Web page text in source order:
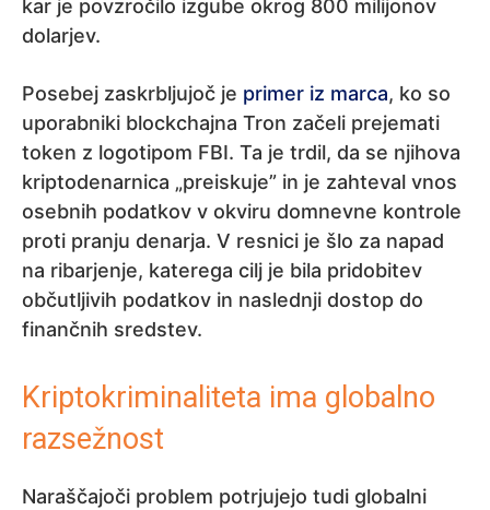
kar je povzročilo izgube okrog 800 milijonov
dolarjev.
Posebej zaskrbljujoč je primer iz marca, ko so
uporabniki blockchajna Tron začeli prejemati
token z logotipom FBI. Ta je trdil, da se njihova
kriptodenarnica „preiskuje” in je zahteval vnos
osebnih podatkov v okviru domnevne kontrole
proti pranju denarja. V resnici je šlo za napad
na ribarjenje, katerega cilj je bila pridobitev
občutljivih podatkov in naslednji dostop do
finančnih sredstev.
Kriptokriminaliteta ima globalno
razsežnost
Naraščajoči problem potrjujejo tudi globalni